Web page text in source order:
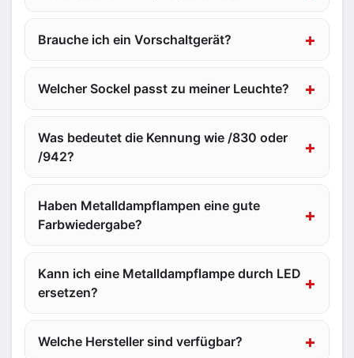
Brauche ich ein Vorschaltgerät?
Welcher Sockel passt zu meiner Leuchte?
Was bedeutet die Kennung wie /830 oder
/942?
Haben Metalldampflampen eine gute
Farbwiedergabe?
Kann ich eine Metalldampflampe durch LED
ersetzen?
Welche Hersteller sind verfügbar?